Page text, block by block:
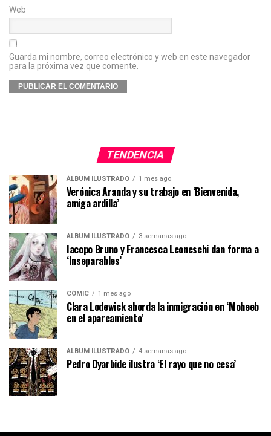
Web
Guarda mi nombre, correo electrónico y web en este navegador
para la próxima vez que comente.
TENDENCIA
ÁLBUM ILUSTRADO 1 mes ago
Verónica Aranda y su trabajo en ‘Bienvenida,
amiga ardilla’
ÁLBUM ILUSTRADO 3 semanas ago
Iacopo Bruno y Francesca Leoneschi dan forma a
‘Inseparables’
CÓMIC 1 mes ago
Clara Lodewick aborda la inmigración en ‘Moheeb
en el aparcamiento’
ÁLBUM ILUSTRADO 4 semanas ago
Pedro Oyarbide ilustra ‘El rayo que no cesa’